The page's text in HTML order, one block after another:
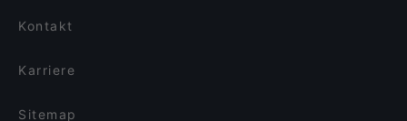
Kontakt
Karriere
Sitemap